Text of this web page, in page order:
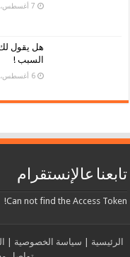
7 أغسطس، 2018
هل يقول
السبب !
6 أغسطس، 2018
تابعنا عالإنستقرام
Can not find the Access Token!
الرئيسية سياسة الخصوصية